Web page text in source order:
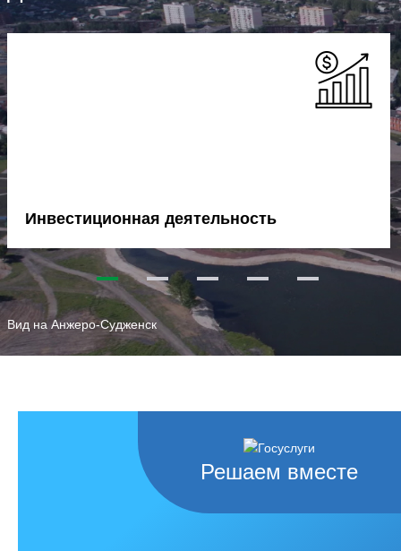
Инвестиционная деятельность
1 2 3 4 5
Вид на Анжеро-Судженск
Решаем вместе